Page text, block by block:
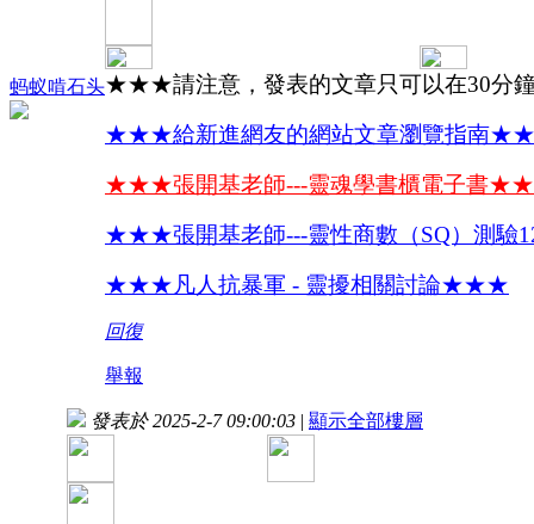
蚂蚁啃石头★★★請注意，發表的文章只可以在30分
★★★給新進網友的網站文章瀏覽指南
★★★張開基老師---靈魂學書櫃電子書
★★★張開基老師---靈性商數（SQ）測
★★★凡人抗暴軍 - 靈擾相關討論★★★
回復
舉報
發表於 2025-2-7 09:00:03 | 顯示全部樓層